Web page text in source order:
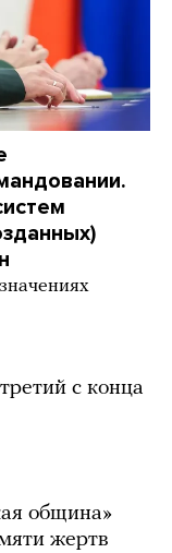
с конца
община»
жертв